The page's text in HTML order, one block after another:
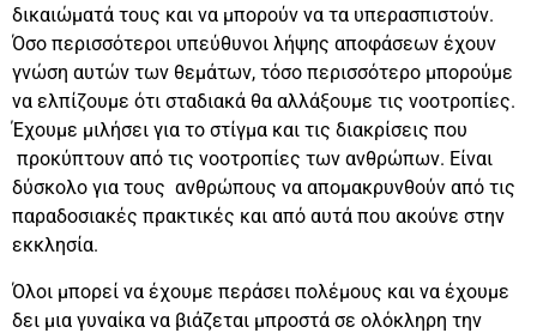
δικαιώματά τους και να μπορούν να τα υπερασπιστούν.
Όσο περισσότεροι υπεύθυνοι λήψης αποφάσεων έχουν
γνώση αυτών των θεμάτων, τόσο περισσότερο μπορούμε
να ελπίζουμε ότι σταδιακά θα αλλάξουμε τις νοοτροπίες.
Έχουμε μιλήσει για το στίγμα και τις διακρίσεις που
προκύπτουν από τις νοοτροπίες των ανθρώπων. Είναι
δύσκολο για τους ανθρώπους να απομακρυνθούν από τις
παραδοσιακές πρακτικές και από αυτά που ακούνε στην
εκκλησία.
Όλοι μπορεί να έχουμε περάσει πολέμους και να έχουμε
δει μια γυναίκα να βιάζεται μπροστά σε ολόκληρη την